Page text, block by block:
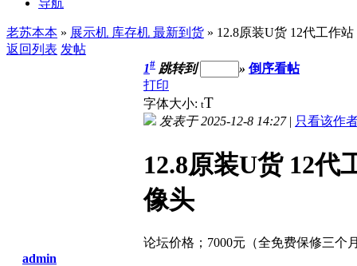
老苏本本 » 展示机 库存机 最新到货 » 12.8原装U货 12代工作
返回列表 发帖
admin
1# 跳转到 » 倒序看帖
打印
字体大小: tT
发表于 2025-12-8 14:27| 只看该作
12.8原装U货 12代
像头
论坛价格；7000元（全免费保修三个